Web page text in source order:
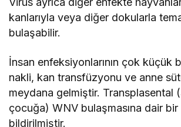
kanlarıyla veya diğer dokularla
bulaşabilir.
İnsan enfeksiyonlarının çok küçük
nakli, kan transfüzyonu ve anne
meydana gelmiştir. Transplasental
çocuğa) WNV bulaşmasına dair bir
bildirilmiştir.